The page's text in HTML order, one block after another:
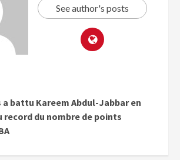
See author's posts
a battu Kareem Abdul-Jabbar en
record du nombre de points